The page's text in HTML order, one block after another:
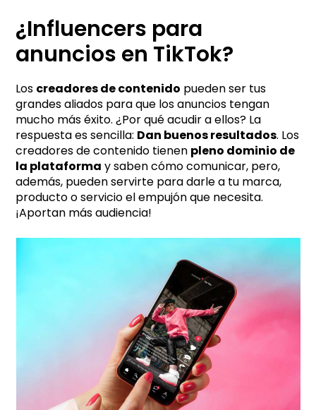
¿Influencers para
anuncios en TikTok?
Los creadores de contenido pueden ser tus
grandes aliados para que los anuncios tengan
mucho más éxito. ¿Por qué acudir a ellos? La
respuesta es sencilla: Dan buenos resultados. Los
creadores de contenido tienen pleno dominio de
la plataforma y saben cómo comunicar, pero,
además, pueden servirte para darle a tu marca,
producto o servicio el empujón que necesita.
¡Aportan más audiencia!